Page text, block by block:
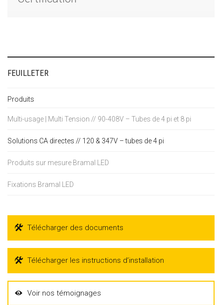
FEUILLETER
Produits
Multi-usage | Multi Tension // 90-408V – Tubes de 4 pi et 8 pi
Solutions CA directes // 120 & 347V – tubes de 4 pi
Produits sur mesure Bramal LED
Fixations Bramal LED
Télécharger des documents
Télécharger les instructions d’installation
Voir nos témoignages